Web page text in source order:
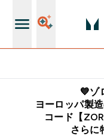
💙ゾ
ヨーロッパ製
コード【
さらに